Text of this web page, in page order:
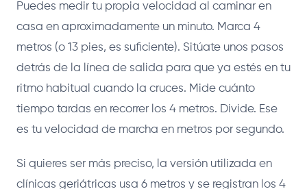
Puedes medir tu propia velocidad al caminar en
casa en aproximadamente un minuto. Marca 4
metros (o 13 pies, es suficiente). Sitúate unos pasos
detrás de la línea de salida para que ya estés en tu
ritmo habitual cuando la cruces. Mide cuánto
tiempo tardas en recorrer los 4 metros. Divide. Ese
es tu velocidad de marcha en metros por segundo.
Si quieres ser más preciso, la versión utilizada en
clínicas geriátricas usa 6 metros y se registran los 4